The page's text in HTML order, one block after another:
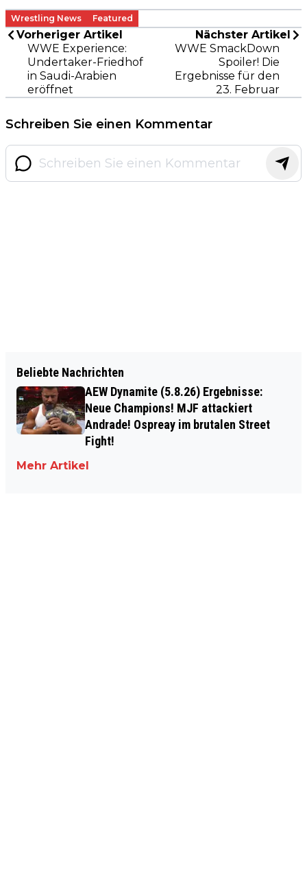
Wrestling News Featured
Vorheriger Artikel
WWE Experience:
Undertaker-Friedhof
in Saudi-Arabien
eröffnet
Nächster Artikel
WWE SmackDown
Spoiler! Die
Ergebnisse für den
23. Februar
Schreiben Sie einen Kommentar
Beliebte Nachrichten
AEW Dynamite (5.8.26) Ergebnisse:
Neue Champions! MJF attackiert
Andrade! Ospreay im brutalen Street
Fight!
Mehr Artikel